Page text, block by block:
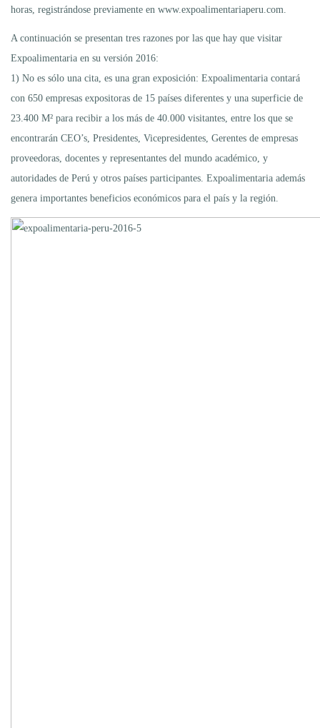
horas, registrándose previamente en www.expoalimentariaperu.com.
A continuación se presentan tres razones por las que hay que visitar
Expoalimentaria en su versión 2016:
1) No es sólo una cita, es una gran exposición: Expoalimentaria contará
con 650 empresas expositoras de 15 países diferentes y una superficie de
23.400 M² para recibir a los más de 40.000 visitantes, entre los que se
encontrarán CEO’s, Presidentes, Vicepresidentes, Gerentes de empresas
proveedoras, docentes y representantes del mundo académico, y
autoridades de Perú y otros países participantes. Expoalimentaria además
genera importantes beneficios económicos para el país y la región.